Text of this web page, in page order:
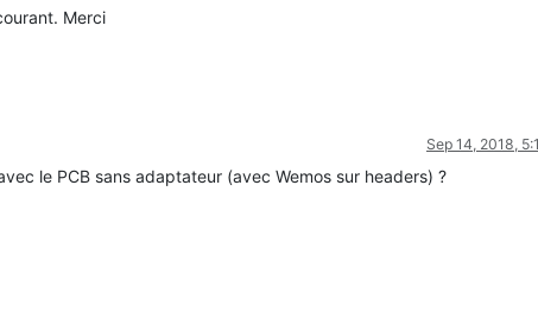
Merci
Sep 14, 2018,
le PCB sans adaptateur (avec Wemos sur headers) ?